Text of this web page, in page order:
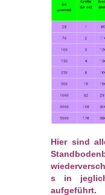
Hier sind
s in
aufgeführt.